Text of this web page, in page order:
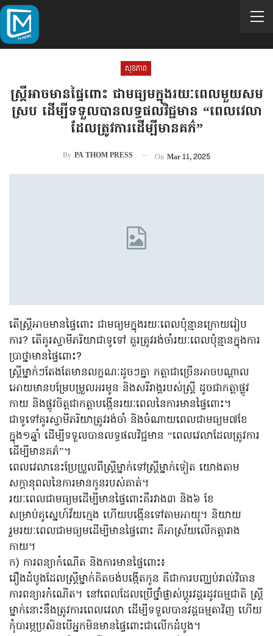
សុខភាព
ស្ត្រីអាចមានផ្ទៃពោះ ជាមធ្យមក្នុងរយៈពេលមួយសម
ស្រប ដើម្បីទទួលបានលទ្ធផលវិជ្ជមាន “ពេលវេលា
ដែលត្រូវការដើម្បីមានគភ៌”
By PA THOM PRESS On Mar 11, 2025
តើស្ត្រីអាចមានផ្ទៃពោះ ជាមធ្យមក្នុងរយៈពេលប៉ុន្មានក្រោយរៀប
ការ? តើគូរស្វាមីភរិយាជាទូទៅ គួរត្រូវរង់ចាំរយៈពេលប៉ុន្មានក្នុងការ
ប្រាថ្នាមានផ្ទៃពោះ?
ស្ត្រីម្នាក់ៗតែងតែមានលក្ខណៈដូចៗគ្នា កត្តាជាច្រើនអាចបណ្តាល
អោយមានបម្រែបម្រួលអរមូន និងសរីរាង្គរបស់ស្ត្រី ដូចជាកត្តាផ្លូវ
កាយ និងផ្លូវចិត្តជាកត្តាបង្កើនរយៈពេលនៃការមានផ្ទៃពោះ។
ជាទូទៅគូរស្វាមីភរិយាត្រូវរង់ចាំ និងចំណាយពេលជាមធ្យម៧ខែ
ក្នុង១ឆ្នាំ ដើម្បីទទួលបានលទ្ធផលវិជ្ជមាន “ពេលវេលាដែលត្រូវការ
ដើម្បីមានគភ៌”។
ពេលវេលានេះប្រែប្រួលពីស្ត្រីម្នាក់ទៅស្ត្រីម្នាក់ទៀត យោងតាម
សក្ដានុពលនៃការមានកូនរបស់គាត់។
រយៈពេលជាមធ្យមដើម្បីមានផ្ទៃពោះគឺរវាង៣ និង៦ ខែ
សម្រាប់គូស្នេហ៍វ័យក្មេង ហើយបង្កើនទៅតាមអាយុ។ និយាយ
រួមរយៈពេលជាមធ្យមដើម្បីមានផ្ទៃពោះ គឺអាស្រ័យលើកត្តារាង
កាយ។
ក) ការពន្យាកំណើត និងការមានផ្ទៃពោះ៖
រឿងដំបូងដែលស្ត្រីម្នាក់គិតចង់បង្កើតកូន គឺជាការបញ្ឈប់រាល់វិធាន
ការពន្យារកំណើត។ នៅពេលដែលប្រើថ្នាំផ្លាស់ប្តូរវដ្តរដូវធម្មជាតិ ស្ត្រី
ម្នាក់នោះនឹងត្រូវការពេលវេលា ដើម្បីទទួលបានវដ្តធម្មតាវិញ ហើយ
កុំបារម្ភប្រសិនបើអ្នកមិនមានផ្ទៃពោះជាលើកដំបូង។